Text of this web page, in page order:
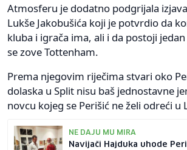
Atmosferu je dodatno podgrijala
Lukše Jakobušića koji je potvrdio da
kluba i igrača ima, ali i da postoji
se zove Tottenham.
Prema njegovim riječima stvari oko
dolaska u Split nisu baš jednostavne
novcu kojeg se Perišić ne želi odreći u
NE DAJU MU MIRA
Navijači Hajduka uhode